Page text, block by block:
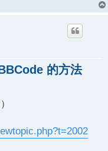
的方法